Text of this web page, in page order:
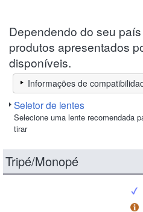
Dependendo do seu
produtos apresentados
disponíveis.
Informações de
Seletor de lentes
Selecione uma lente recomendada
tirar
Tripé/Monopé